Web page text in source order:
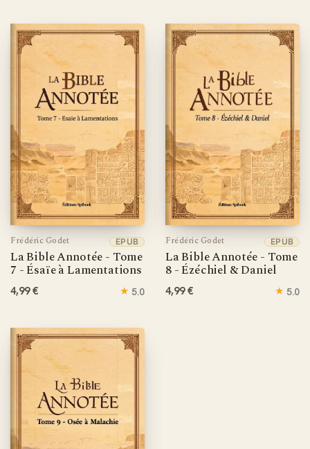
Frédéric Godet
La Bible Annotée - Tome
7 - Ésaïe à Lamentations
EPUB
4,99 € ★ 5.0
Frédéric Godet
La Bible Annotée - Tome
8 - Ézéchiel & Daniel
EPUB
4,99 € ★ 5.0